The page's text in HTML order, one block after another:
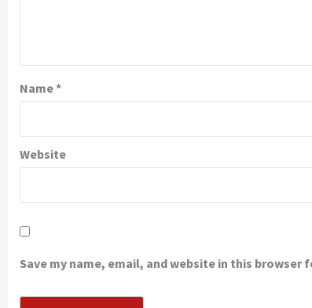
Name*
Website
Save my name, email, and website in this